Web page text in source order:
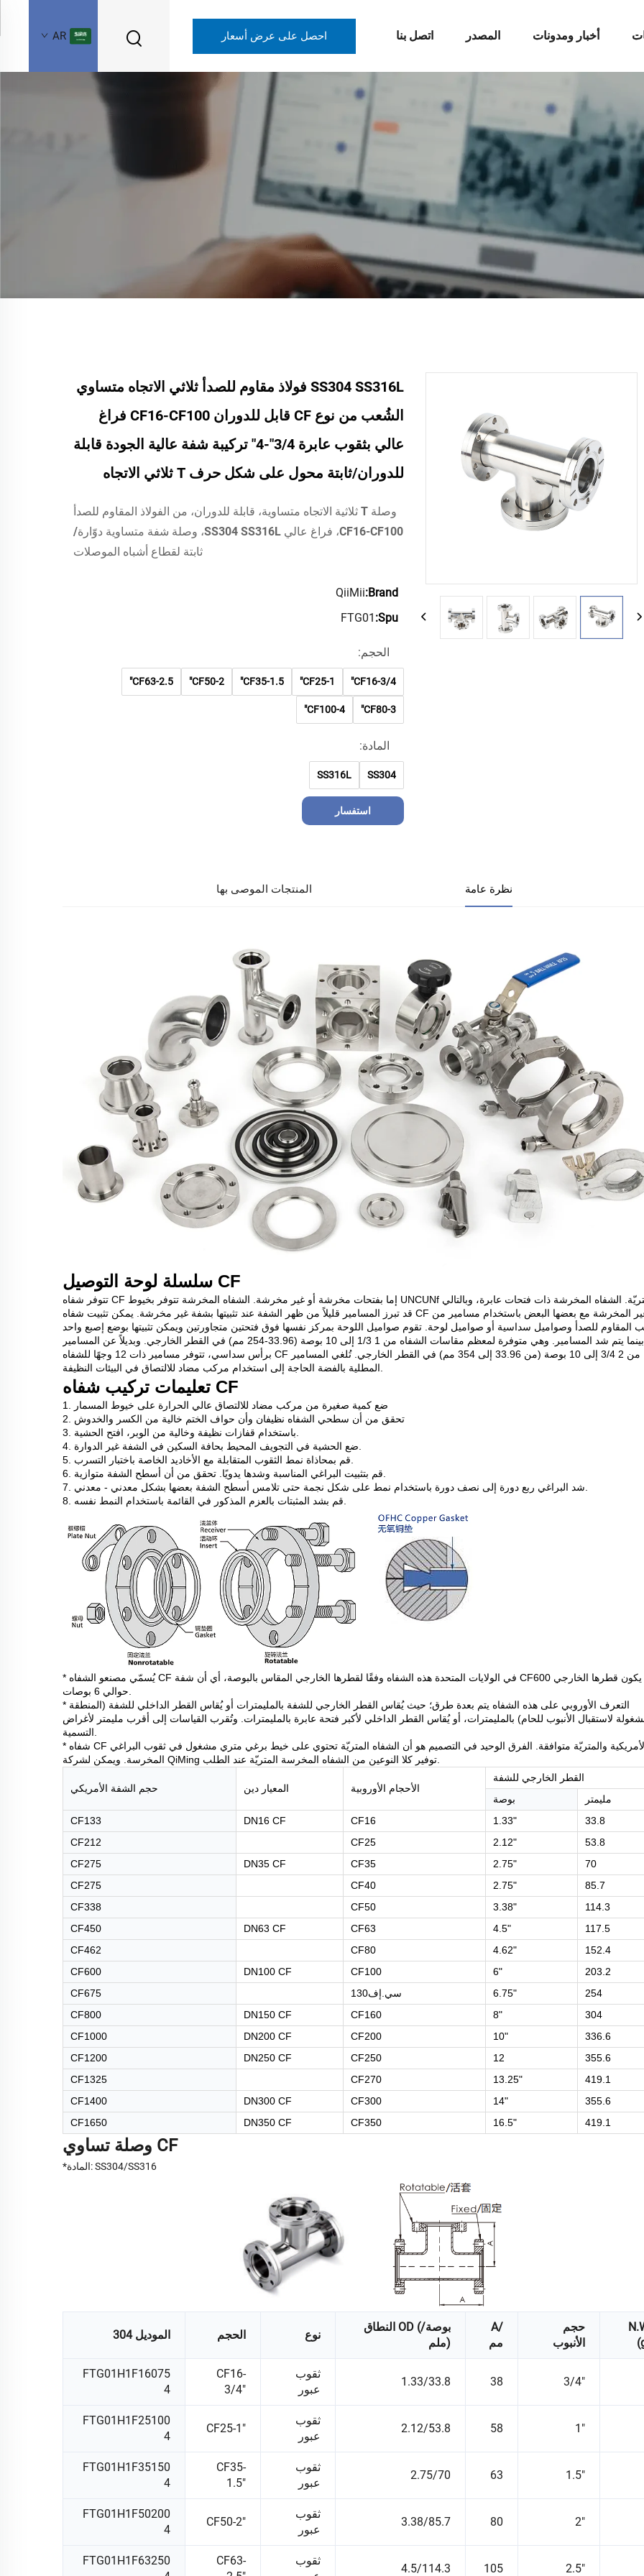
أخبار ومدونات المصدر اتصل بنا احصل على عرض أسعار AR
SS304 SS316L فولاذ مقاوم للصدأ ثلاثي الاتجاه متساوي
الشُعب من نوع CF قابل للدوران CF16-CF100 فراغ
عالي بثقوب عابرة 3/4"-4" تركيبة شفة عالية الجودة قابلة
للدوران/ثابتة محول على شكل حرف T ثلاثي الاتجاه
وصلة T ثلاثية الاتجاه متساوية، قابلة للدوران، من الفولاذ المقاوم للصدأ
CF16-CF100، فراغ عالي SS304 SS316L، وصلة شفة متساوية دوّارة/
ثابتة لقطاع أشباه الموصلات
Brand:
QiiMii
Spu:
FTG01
الحجم:
CF16-3/4"
CF25-1"
CF35-1.5"
CF50-2"
CF63-2.5"
CF80-3"
CF100-4"
المادة:
SS304
SS316L
استفسار
نظرة عامة المنتجات الموصى بها
سلسلة لوحة التوصيل CF
تتوفر شفاه CF إما بفتحات مخرشة أو غير مخرشة. الشفاه المخرشة تتوفر بخيوط UNCUNf أو متريّة. الشفاه المخرشة ذات فتحات عابرة، وبالتالي
قد تبرز المسامير قليلاً من ظهر الشفة عند تثبيتها بشفة غير مخرشة. يمكن تثبيت شفاه CF غير المخرشة مع بعضها البعض باستخدام مسامير من
المقاوم للصدأ وصواميل سداسية أو صواميل لوحة. تقوم صواميل اللوحة بمركز نفسها فوق فتحتين متجاورتين ويمكن تثبيتها بوضع إصبع واحد
بينما يتم شد المسامير. وهي متوفرة لمعظم مقاسات الشفاه من 1 1/3 إلى 10 بوصة (33.96-254 مم) في القطر الخارجي. وبديلاً عن المسامير
برأس سداسي، تتوفر مسامير ذات 12 وجهًا للشفاه CF من 2 3/4 إلى 10 بوصة (من 33.96 إلى 354 مم) في القطر الخارجي. تُلغي المسامير
تعليمات تركيب شفاه CF
1. ضع كمية صغيرة من مركب مضاد للالتصاق عالي الحرارة على خيوط المسمار
2. تحقق من أن سطحي الشفاه نظيفان وأن حواف الختم خالية من الكسر والخدوش
* يُسمّي مصنعو الشفاه CF في الولايات المتحدة هذه الشفاه وفقًا لقطرها الخارجي المقاس بالبوصة، أي أن شفة CF600 يكون قطرها الخارجي
* التعرف الأوروبي على هذه الشفاه يتم بعدة طرق؛ حيث يُقاس القطر الخارجي للشفة بالمليمترات أو يُقاس القطر الداخلي للشفة (المنطقة
لاستقبال الأنبوب للحام) بالمليمترات، أو يُقاس القطر الداخلي لأكبر فتحة عابرة بالمليمترات. وتُقرب القياسات إلى أقرب مليمتر لأغراض
* شفاه CF الأمريكية والمتريّة متوافقة. الفرق الوحيد في التصميم هو أن الشفاه المتريّة تحتوي على خيط برغي متري مشغول في ثقوب البراغي
حجم الشفة الأمريكي المعيار دين الأحجام الأوروبية
القطر الخارجي للشفة
بوصة
مليمتر
CF133
DN16 CF CF16 1.33"
33.8
CF212
CF25 2.12"
53.8
CF275
DN35 CF CF35 2.75"
70
CF275
CF40 2.75"
85.7
CF338
CF50 3.38"
114.3
CF450
DN63 CF CF63 4.5"
117.5
CF462
CF80 4.62"
152.4
CF600
DN100 CF CF100 6"
203.2
CF675
سي.إف130 6.75"
254
CF800
DN150 CF CF160 8"
304
CF1000
DN200 CF CF200 10"
336.6
CF1200
DN250 CF CF250 12
355.6
CF1325
CF270 13.25"
419.1
CF1400
DN300 CF CF300 14"
355.6
CF1650
DN350 CF CF350 16.5" 419.1
وصلة تساوي CF
*المادة: SS304/SS316
الموديل 304 الحجم نوع
النطاق OD (بوصة/
ملم)
A/
مم
حجم
الأنبوب
FTG01H1F16075
4
CF16-
3/4"
ثقوب
عبور
1.33/33.8 38 3/4"
FTG01H1F25100
4
CF25-1"
ثقوب
عبور
2.12/53.8 58 1"
FTG01H1F35150
4
CF35-
1.5"
ثقوب
عبور
2.75/70 63 1.5"
FTG01H1F50200
4
CF50-2"
ثقوب
عبور
3.38/85.7 80 2"
FTG01H1F63250
CF63-
ثقوب
4.5/114.3 105 2.5"